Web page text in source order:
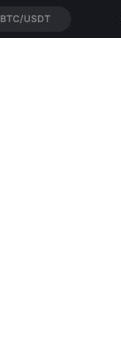
BTC/USDT